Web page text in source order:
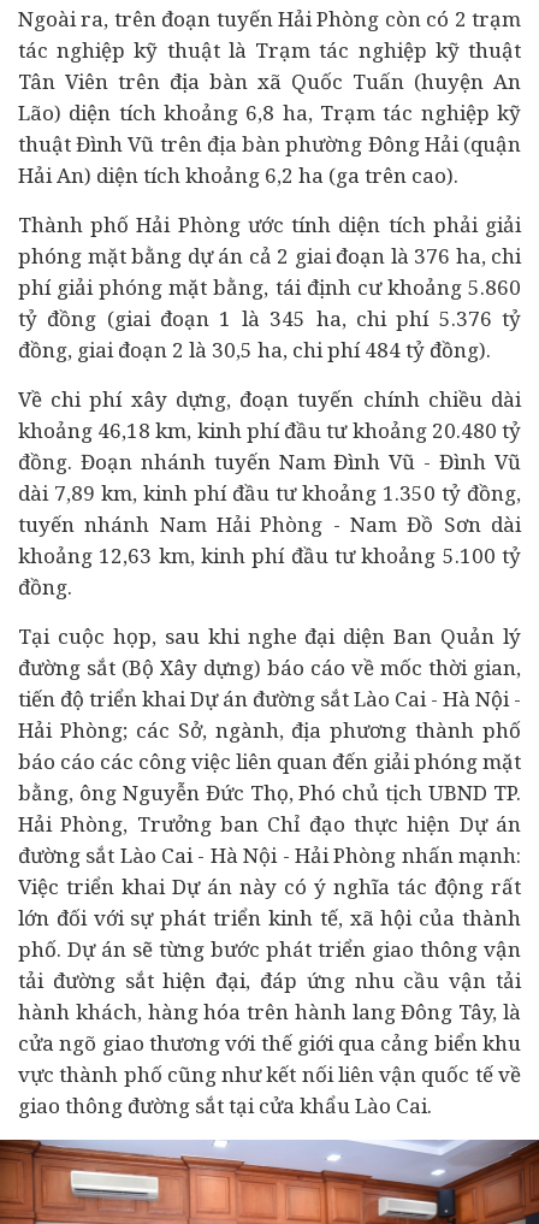
Ngoài ra, trên đoạn tuyến Hải Phòng còn có 2 trạm
tác nghiệp kỹ thuật là Trạm tác nghiệp kỹ thuật
Tân Viên trên địa bàn xã Quốc Tuấn (huyện An
Lão) diện tích khoảng 6,8 ha, Trạm tác nghiệp kỹ
thuật Đình Vũ trên địa bàn phường Đông Hải (quận
Hải An) diện tích khoảng 6,2 ha (ga trên cao).
Thành phố Hải Phòng ước tính diện tích phải giải
phóng mặt bằng dự án cả 2 giai đoạn là 376 ha, chi
phí giải phóng mặt bằng, tái định cư khoảng 5.860
tỷ đồng (giai đoạn 1 là 345 ha, chi phí 5.376 tỷ
đồng, giai đoạn 2 là 30,5 ha, chi phí 484 tỷ đồng).
Về chi phí xây dựng, đoạn tuyến chính chiều dài
khoảng 46,18 km, kinh phí đầu tư khoảng 20.480 tỷ
đồng. Đoạn nhánh tuyến Nam Đình Vũ - Đình Vũ
dài 7,89 km, kinh phí đầu tư khoảng 1.350 tỷ đồng,
tuyến nhánh Nam Hải Phòng - Nam Đồ Sơn dài
khoảng 12,63 km, kinh phí đầu tư khoảng 5.100 tỷ
đồng.
Tại cuộc họp, sau khi nghe đại diện Ban Quản lý
đường sắt (Bộ Xây dựng) báo cáo về mốc thời gian,
tiến độ triển khai Dự án đường sắt Lào Cai - Hà Nội -
Hải Phòng; các Sở, ngành, địa phương thành phố
báo cáo các công việc liên quan đến giải phóng mặt
bằng, ông Nguyễn Đức Thọ, Phó chủ tịch UBND TP.
Hải Phòng, Trưởng ban Chỉ đạo thực hiện Dự án
đường sắt Lào Cai - Hà Nội - Hải Phòng nhấn mạnh:
Việc triển khai Dự án này có ý nghĩa tác động rất
lớn đối với sự phát triển kinh tế, xã hội của thành
phố. Dự án sẽ từng bước phát triển giao thông vận
tải đường sắt hiện đại, đáp ứng nhu cầu vận tải
hành khách, hàng hóa trên hành lang Đông Tây, là
cửa ngõ giao thương với thế giới qua cảng biển khu
vực thành phố cũng như kết nối liên vận quốc tế về
giao thông đường sắt tại cửa khẩu Lào Cai.